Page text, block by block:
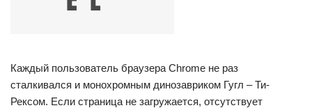
Каждый пользователь браузера Chrome не раз
сталкивался и монохромным динозавриком Гугл – Ти-
Рексом. Если страница не загружается, отсутствует